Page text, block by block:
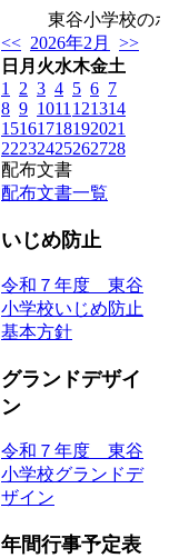
東谷小学校の
<< 2026年2月
>>
日 月 火水木金土
1
2 3 4 5 6 7
8 9 1011 121314
15161718192021
22232425262728
配布文書
配布文書一覧
いじめ防止
令和７年度 東谷
小学校いじめ防止
基本方針
グランドデザイ
ン
令和７年度 東谷
小学校グランドデ
ザイン
年間行事予定表